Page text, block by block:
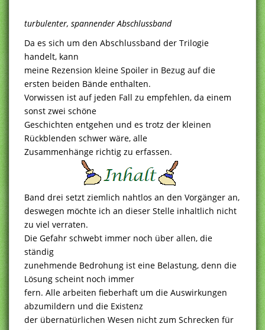
turbulenter, spannender Abschlussband
Da es sich um den Abschlussband der Trilogie
handelt, kann
meine Rezension kleine Spoiler in Bezug auf die
ersten beiden Bände enthalten.
Vorwissen ist auf jeden Fall zu empfehlen, da einem
sonst zwei schöne
Geschichten entgehen und es trotz der kleinen
Rückblenden schwer wäre, alle
Zusammenhänge richtig zu erfassen.
Band drei setzt ziemlich nahtlos an den Vorgänger an,
deswegen möchte ich an dieser Stelle inhaltlich nicht
zu viel verraten.
Die Gefahr schwebt immer noch über allen, die
ständig
zunehmende Bedrohung ist eine Belastung, denn die
Lösung scheint noch immer
fern. Alle arbeiten fieberhaft um die Auswirkungen
abzumildern und die Existenz
der übernatürlichen Wesen nicht zum Schrecken für